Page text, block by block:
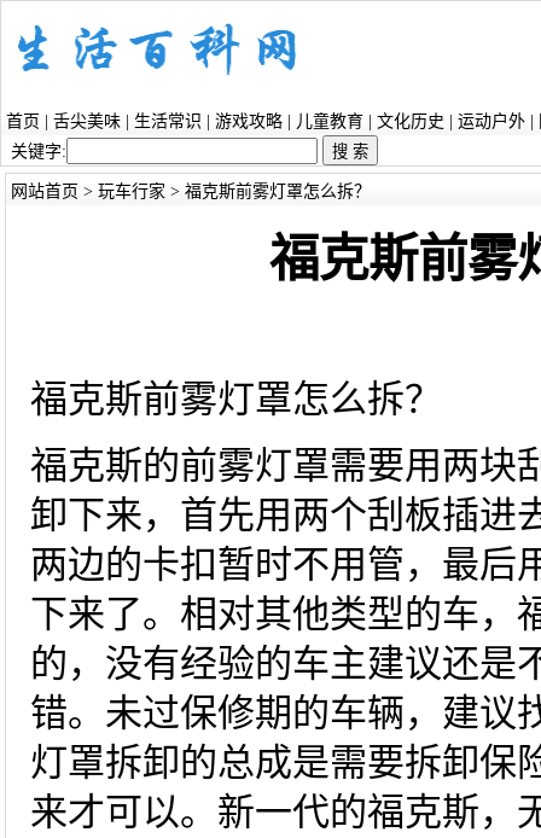
首页 舌尖美味 生活常识 游戏攻略 儿童教育 文化历史 运动户外
关键字:
网站首页 > 玩车行家 > 福克斯前雾灯罩怎么拆？
福克斯前雾
福克斯前雾灯罩怎么拆？
福克斯的前雾灯罩需要用两块
卸下来，首先用两个刮板插进
两边的卡扣暂时不用管，最后
下来了。相对其他类型的车，
的，没有经验的车主建议还是
错。未过保修期的车辆，建议
灯罩拆卸的总成是需要拆卸保
来才可以。新一代的福克斯，